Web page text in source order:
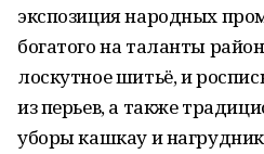
экспозиция народных
богатого на таланты
лоскутное шитьё, и
из перьев, а также
уборы кашкау и